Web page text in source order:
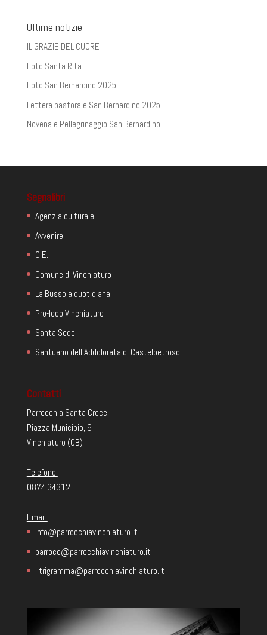
Ultime notizie
IL GRAZIE DEL CUORE
Foto Santa Rita
Foto San Bernardino 2025
Lettera pastorale San Bernardino 2025
Novena e Pellegrinaggio San Bernardino
Segnalibri
Agenzia culturale
Avvenire
C.E.I.
Comune di Vinchiaturo
La Bussola quotidiana
Pro-loco Vinchiaturo
Santa Sede
Santuario dell'Addolorata di Castelpetroso
Contatti
Parrocchia Santa Croce
Piazza Municipio, 9
Vinchiaturo (CB)
Telefono:
0874 34312
Email:
info@parrocchiavinchiaturo.it
parroco@parrocchiavinchiaturo.it
iltrigramma@parrocchiavinchiaturo.it